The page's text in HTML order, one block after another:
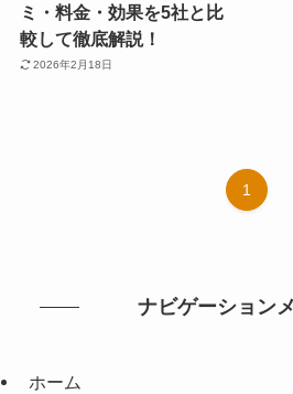
ミ・料金・効果を5社と比
較して徹底解説！
2026年2月18日
1
ナビゲーション
ホーム